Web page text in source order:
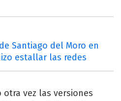
Santiago del Moro en
estallar las redes
vez las versiones